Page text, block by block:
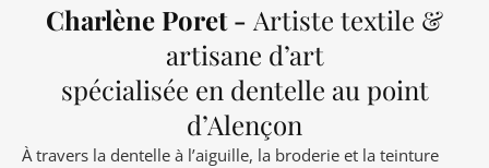
Charlène Poret - Artiste textile &
artisane d’art
spécialisée en dentelle au point
d’Alençon
À travers la dentelle à l’aiguille, la broderie et la teinture